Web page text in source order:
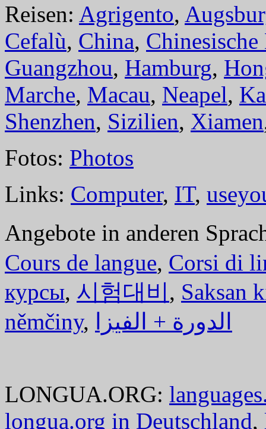
Reisen: Agrigento,
Cefalù, China, Chinesische
Guangzhou, Hamburg,
Marche, Macau, Neapel,
Shenzhen, Sizilien, Xiamen
Fotos: Photos
Links: Computer, IT,
Angebote in anderen
Cours de langue, Corsi di
курсы, 시험대비, Saksan
němčiny, الدورة + الفيزا
LONGUA.ORG:
longua.org in Deutschland,